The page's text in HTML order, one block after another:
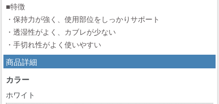
■特徴
・保持力が強く、使用部位をしっかりサポート
・透湿性がよく、カブレが少ない
・手切れ性がよく使いやすい
商品詳細
カラー
ホワイト